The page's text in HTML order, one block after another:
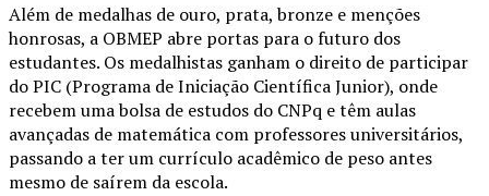
Além de medalhas de ouro, prata, bronze e menções
honrosas, a OBMEP abre portas para o futuro dos
estudantes. Os medalhistas ganham o direito de participar
do PIC (Programa de Iniciação Científica Junior), onde
recebem uma bolsa de estudos do CNPq e têm aulas
avançadas de matemática com professores universitários,
passando a ter um currículo acadêmico de peso antes
mesmo de saírem da escola.